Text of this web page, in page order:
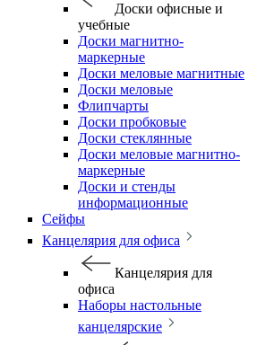
Доски офисные и
учебные
Доски магнитно-
маркерные
Доски меловые магнитные
Доски меловые
Флипчарты
Доски пробковые
Доски стеклянные
Доски меловые магнитно-
маркерные
Доски и стенды
информационные
Сейфы
Канцелярия для офиса
Канцелярия для
офиса
Наборы настольные
канцелярские